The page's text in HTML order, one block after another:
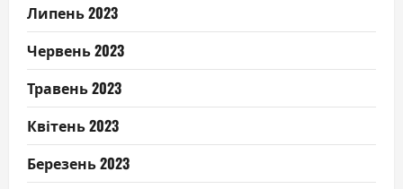
Липень 2023
Червень 2023
Травень 2023
Квітень 2023
Березень 2023